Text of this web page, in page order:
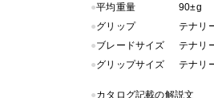
●平均重量
90±g
●グリップ
テナリ
●ブレードサイズ
テナリ
●グリップサイズ テナリ
●カタログ記載の解説文